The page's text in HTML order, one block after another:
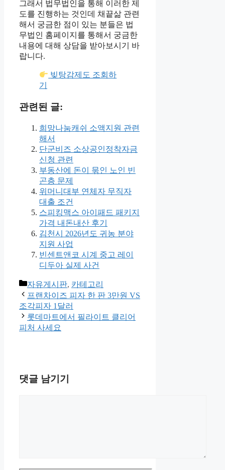
그래서 법무법인을 통해 이러한 제
도를 진행하는 것인데 채끝삶 관련
해서 궁금한 점이 있는 분들은 법
무법인 홈페이지를 통해서 궁금한
내용에 대해 상담을 받아보시기 바
랍니다.
빚탕감제도 조회하
기
관련된 글:
희망나눔캐쉬 소액지원 관련
해서
단군비즈 소상공인정착자금
신청 관련
부동산에 돈이 묶인 노인 빈
곤층 문제
위머니대부 연체자 무직자
대출 조건
스피킹맥스 아이패드 패키지
가격 내돈내산 후기
김천시 2026년도 귀농 분야
지원 사업
빈센트앤코 시계 중고 레이
디두아 실제 사건
카
테
고
리
자유게시판, 카테고리
프랜차이즈 피자 한 판 3만원 VS
조각피자 1달러
롯데마트에서 필라이트 클리어
피처 사세요
댓글 남기기